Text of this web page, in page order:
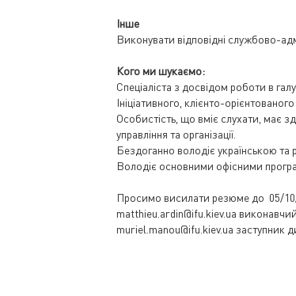
Інше
Виконувати відповідні службово-
Кого ми шукаємо:
Спеціаліста з досвідом роботи в
Ініціативного, клієнто-
Особистість, що вміє слухати, має
управління та організації.
Бездоганно володіє українською
Володіє основними офісними
Просимо висилати резюме до 05/
matthieu.ardin@ifu.kiev.ua
muriel.manou@ifu.kiev.ua заступник